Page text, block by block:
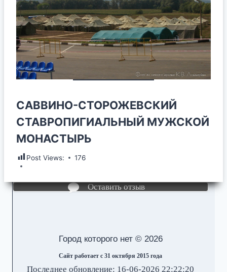
САВВИНО-СТОРОЖЕВСКИЙ
СТАВРОПИГИАЛЬНЫЙ МУЖСКОЙ
МОНАСТЫРЬ
Post Views: 176
Оставить отзыв
Город которого нет © 2026
Сайт работает с 31 октября 2015 года
Последнее обновление: 16-06-2026 22:22:20